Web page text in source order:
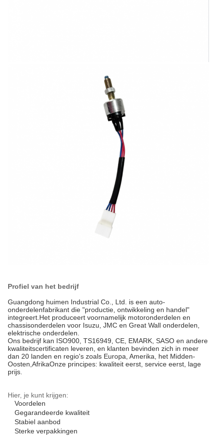
Profiel van het bedrijf
Guangdong huimen Industrial Co., Ltd. is een auto-
onderdelenfabrikant die "productie, ontwikkeling en handel"
integreert.Het produceert voornamelijk motoronderdelen en
chassisonderdelen voor Isuzu, JMC en Great Wall onderdelen,
elektrische onderdelen.
Ons bedrijf kan ISO900, TS16949, CE, EMARK, SASO en andere
kwaliteitscertificaten leveren, en klanten bevinden zich in meer
dan 20 landen en regio's zoals Europa, Amerika, het Midden-
Oosten,AfrikaOnze principes: kwaliteit eerst, service eerst, lage
prijs.
Hier, je kunt krijgen:
Voordelen
Gegarandeerde kwaliteit
Stabiel aanbod
Sterke verpakkingen